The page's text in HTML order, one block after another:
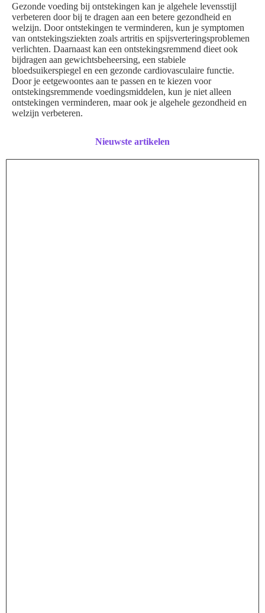
Gezonde voeding bij ontstekingen kan je algehele levensstijl
verbeteren door bij te dragen aan een betere gezondheid en
welzijn. Door ontstekingen te verminderen, kun je symptomen
van ontstekingsziekten zoals artritis en spijsverteringsproblemen
verlichten. Daarnaast kan een ontstekingsremmend dieet ook
bijdragen aan gewichtsbeheersing, een stabiele
bloedsuikerspiegel en een gezonde cardiovasculaire functie.
Door je eetgewoontes aan te passen en te kiezen voor
ontstekingsremmende voedingsmiddelen, kun je niet alleen
ontstekingen verminderen, maar ook je algehele gezondheid en
welzijn verbeteren.
Nieuwste artikelen